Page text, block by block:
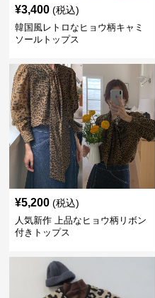
¥3,400 (税込)
韓国風レトロなヒョウ柄キャミ
ソールトップス
¥5,200 (税込)
人気新作 上品なヒョウ柄リボン
付きトップス